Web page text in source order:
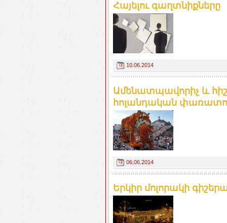
Հայելու գաղտնիքները
10.06.2014
Ամենատպավորիչ և
հոլանդական
06.06.2014
Երկիր մոլորակի